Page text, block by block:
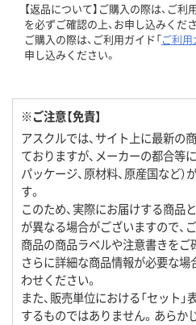
【返品について】ご購入の際は、ご利
を必ずご確認の上、お申し込みくださ
ご購入の際は、ご利用ガイド「ご利用
申し込みください。
※ご注意【免責】
アスクルでは、サイト上に最新の
ておりますが、メーカーの都合等に
パッケージ、原材料、原産国など
す。
このため、実際にお届けする商品
が異なる場合がございますので、
商品の商品ラベルや注意書きをご
さらに詳細な商品情報が必要な場
わせください。
また、販売単位における「セット
するものではありません。あらか